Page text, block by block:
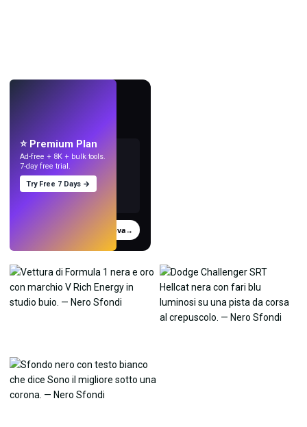
⭐ Premium Plan
Ad-free + 8K + bulk tools.
7-day free trial.
Try Free 7 Days →